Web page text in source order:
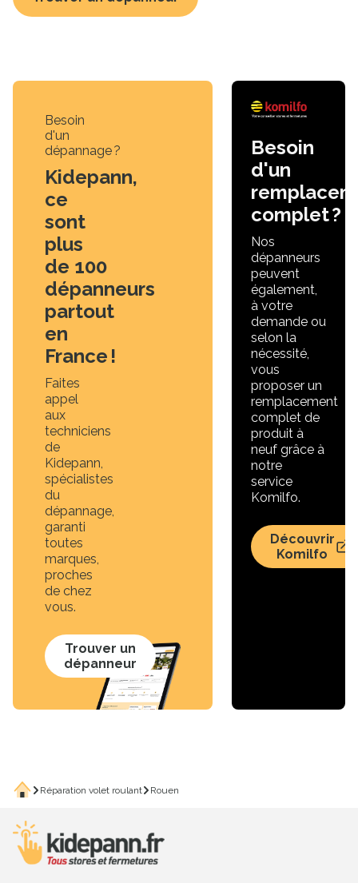
Besoin
d'un
dépannage ?
Kidepann,
ce
sont
plus
de 100
dépanneurs
partout
en
France !
Faites
appel
aux
techniciens
de
Kidepann,
spécialistes
du
dépannage,
garanti
toutes
marques,
proches
de chez
vous.
Trouver un
dépanneur
Besoin
d'un
complet ?
Nos
dépanneurs
peuvent
également,
à votre
demande ou
selon la
nécessité,
vous
proposer un
remplacement
complet de
produit à
neuf grâce à
notre
service
Komilfo.
Découvrir
Komilfo
Accueil
Réparation volet roulant Rouen